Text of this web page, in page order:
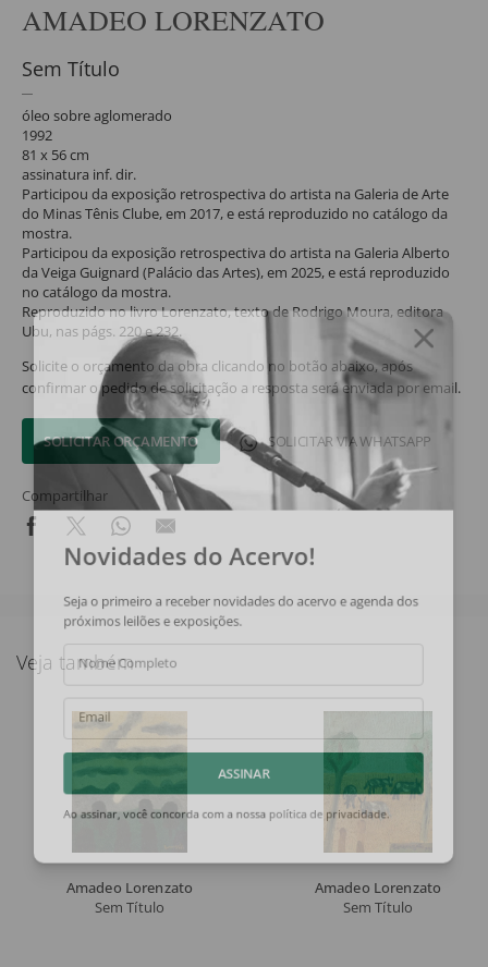
AMADEO LORENZATO
Sem Título
óleo sobre aglomerado
1992
81 x 56 cm
assinatura inf. dir.
Participou da exposição retrospectiva do artista na Galeria de Arte
do Minas Tênis Clube, em 2017, e está reproduzido no catálogo da
mostra.
Participou da exposição retrospectiva do artista na Galeria Alberto
da Veiga Guignard (Palácio das Artes), em 2025, e está reproduzido
no catálogo da mostra.
Reproduzido no livro Lorenzato, texto de Rodrigo Moura, editora
Ubu, nas págs. 220 e 232.
Solicite o orçamento da obra clicando no botão abaixo, após
confirmar o pedido de solicitação a resposta será enviada por email.
SOLICITAR ORÇAMENTO SOLICITAR VIA WHATSAPP
Compartilhar
Veja também
Amadeo Lorenzato
Sem Título
Amadeo Lorenzato
Sem Título
Novidades do Acervo!
Seja o primeiro a receber novidades do acervo e agenda dos
próximos leilões e exposições.
Nome Completo
Email
ASSINAR